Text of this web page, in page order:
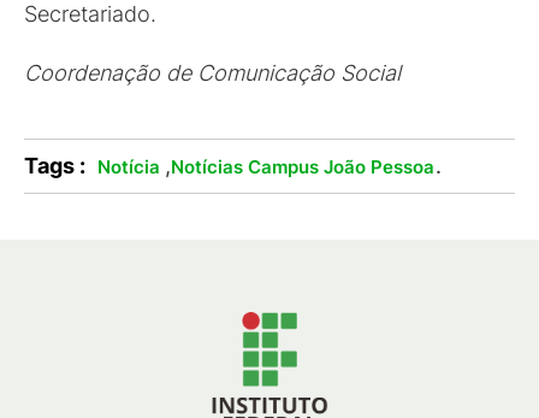
Secretariado.
Coordenação de Comunicação Social
Tags : Notícia ,Notícias Campus João Pessoa.